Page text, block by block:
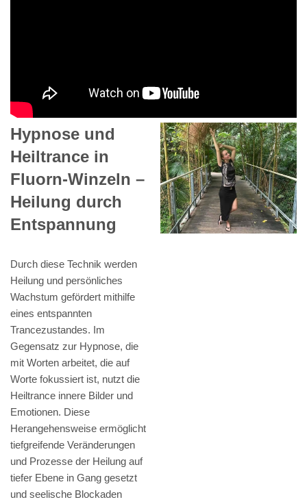
Hypnose und
Heiltrance in
Fluorn-Winzeln –
Heilung durch
Entspannung
Durch diese Technik werden
Heilung und persönliches
Wachstum gefördert mithilfe
eines entspannten
Trancezustandes. Im
Gegensatz zur Hypnose, die
mit Worten arbeitet, die auf
Worte fokussiert ist, nutzt die
Heiltrance innere Bilder und
Emotionen. Diese
Herangehensweise ermöglicht
tiefgreifende Veränderungen
und Prozesse der Heilung auf
tiefer Ebene in Gang gesetzt
und seelische Blockaden